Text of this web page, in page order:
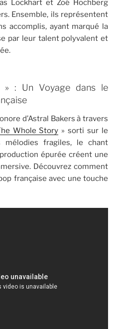
Lockhart et Zoé Hochberg
Ensemble, ils représentent
accomplis, ayant marqué la
par leur talent polyvalent et
» : Un Voyage dans le
d’Astral Bakers à travers
Whole Story » sorti sur le
mélodies fragiles, le chant
épurée créent une
Découvrez comment
française avec une touche